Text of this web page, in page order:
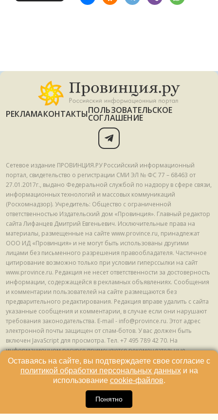
РЕКЛАМАКОНТАКТЫПОЛЬЗОВАТЕЛЬСКОЕ
СОГЛАШЕНИЕ
Сетевое издание ПРОВИНЦИЯ.РУ Российский информационный
портал, свидетельство о регистрации СМИ ЭЛ № ФС 77 – 68463 от
27.01.2017г., выдано Федеральной службой по надзору в сфере связи,
информационных технологий и массовых коммуникаций
(Роскомнадзор). Учредитель: Общество с ограниченной
ответственностью Издательский дом «Провинция». Главный редактор
сайта Лифанцев Дмитрий Евгеньевич. Исключительные права на
материалы, размещенные на сайте www.province.ru, принадлежат
ООО ИД «Провинция» и не могут быть использованы другими
лицами без письменного разрешения правообладателя. Частичное
цитирование возможно только при условии гиперссылки на сайт
www.province.ru. Редакция не несет ответственности за достоверность
информации, содержащейся в рекламных объявлениях. Сообщения
и комментарии пользователей на сайте размещаются без
предварительного редактирования. Редакция вправе удалить с сайта
указанные сообщения и комментарии, в случае если они нарушают
требования законодательства. E-mail - info@province.ru. Этот адрес
электронной почты защищен от спам-ботов. У вас должен быть
включен JavaScript для просмотра. Tел. +7 495 789 42 70. На
информационном ресурсе применяются рекомендательные
технологии (информационные технологии предоставления
информации на основе сбора, систематизации и анализа сведений,
относящихся к предпочтениям пользователей сети "Интернет",
находящихся на территории Российской Федерации) © ООО ИД
Оставаясь на сайте, вы подтверждаете свое согласие с
политикой обработки персональных данныхи на
использование cookie-файлов.
Понятно